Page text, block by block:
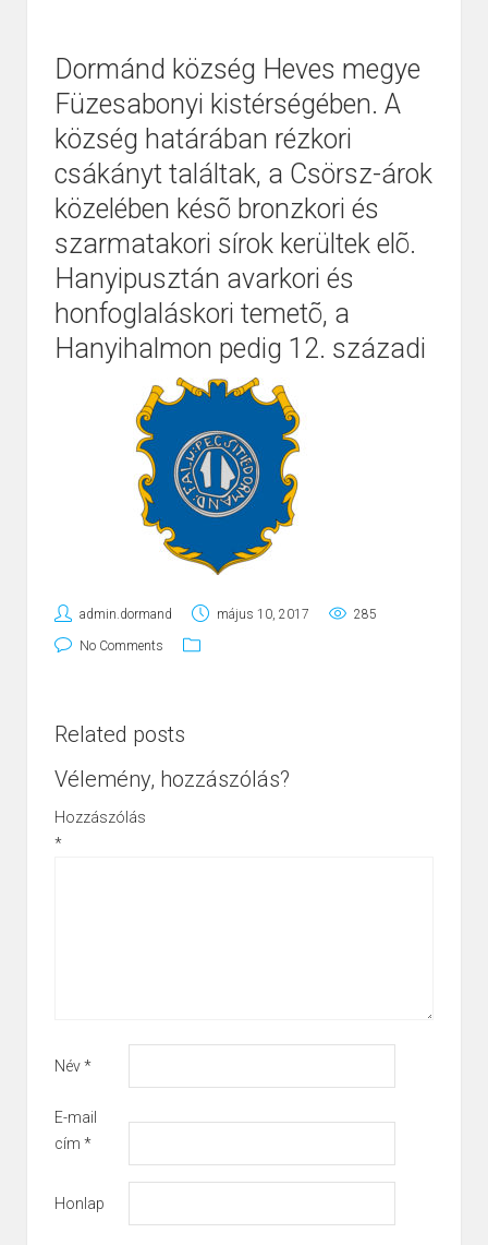
Dormánd község Heves megye
Füzesabonyi kistérségében. A
község határában rézkori
csákányt találtak, a Csörsz-árok
közelében késõ bronzkori és
szarmatakori sírok kerültek elõ.
Hanyipusztán avarkori és
honfoglaláskori temetõ, a
Hanyihalmon pedig 12. századi
admin.dormand május 10, 2017 285
No Comments
Related posts
Vélemény, hozzászólás?
Hozzászólás
*
Név*
E-mail
cím *
Honlap